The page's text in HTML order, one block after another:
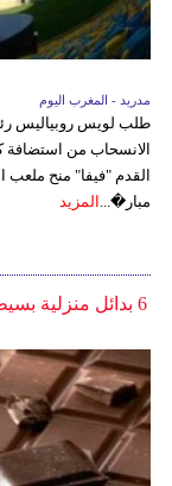
مدريد - المغرب اليوم
طلب لويس روبياليس
القدم "فيفا" منح ملعب
مبار�... المزيد
6 بدائل منزلية